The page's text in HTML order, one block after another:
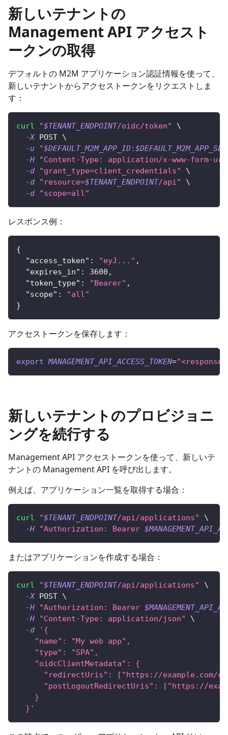
新しいテナントの
Management API アクセスト
ークンの取得
デフォルトの M2M アプリケーション認証情報を使って、
新しいテナントからアクセストークンをリクエストしま
す：
curl "$TENANT_ENDPOINT/oidc/token"
\
-X POST \
-u
"$DEFAULT_M2M_APP_ID:
-H
"Content-Type: application/x-www-form-
-d
"grant_type=client_credentials"
\
-d
"resource=$TENANT_ENDPOINT/api"
\
-d
"scope=all"
レスポンス例：
{
"access_token" : "eyJ..." ,
"expires_in" : 3600 ,
"token_type" : "Bearer" ,
"scope" :
"all"
}
アクセストークンを保存します：
export MANAGEMENT_API_ACCESS_TOKEN=
新しいテナントのプロビジョニ
ングを続行する
Management API アクセストークンを使って、新しいテ
ナントの Management API を呼び出します。
例えば、アプリケーション一覧を取得する場合：
curl "$TENANT_ENDPOINT/api/applications"
\
-H
"Authorization: Bearer
またはアプリケーションを作成する場合：
curl "$TENANT_ENDPOINT/api/applications"
\
-X POST \
-H
"Authorization: Bearer
-H
"Content-Type: application/json"
\
-d
'{
    "name": "My web app",
    "type": "SPA",
    "oidcClientMetadata": {
"redirectUris": ["https://example.com/
"postLogoutRedirectUris": ["https://
    }
  }'